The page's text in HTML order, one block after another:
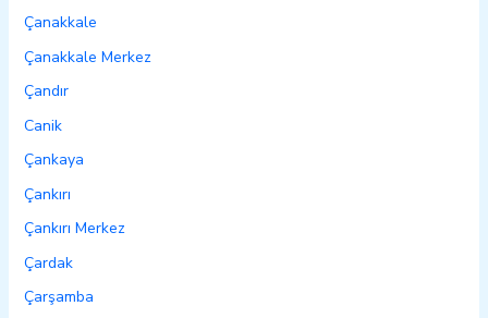
Çanakkale
Çanakkale Merkez
Çandır
Canik
Çankaya
Çankırı
Çankırı Merkez
Çardak
Çarşamba